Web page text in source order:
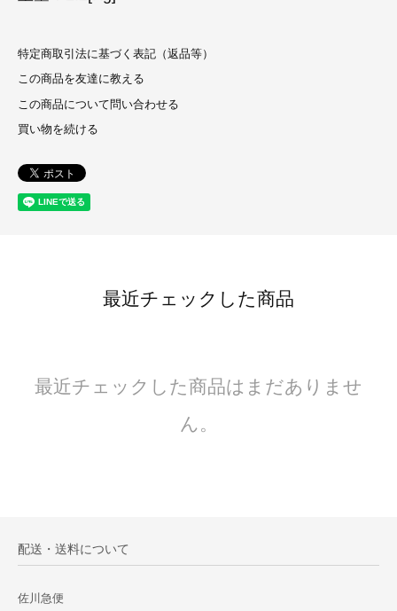
特定商取引法に基づく表記（返品等）
この商品を友達に教える
この商品について問い合わせる
買い物を続ける
最近チェックした商品
最近チェックした商品はまだありませ
ん。
配送・送料について
佐川急便